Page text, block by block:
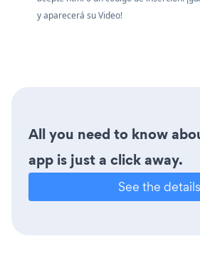
y aparecerá su Video!
All you need to know
app is just a click away.
See the details